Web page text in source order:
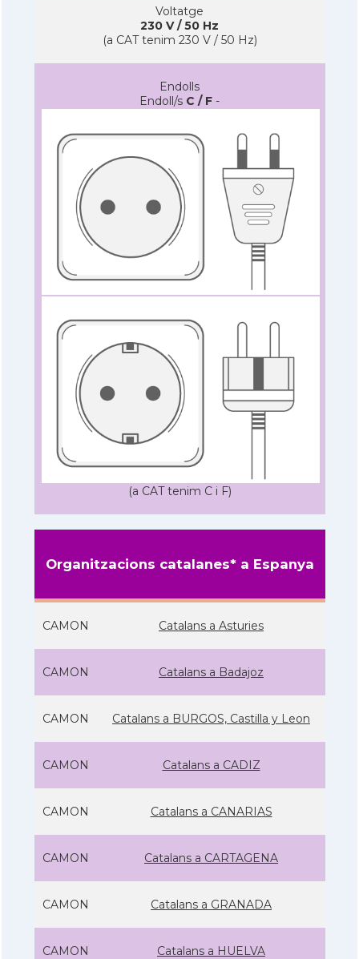
Voltatge
230 V / 50 Hz
(a CAT tenim 230 V / 50 Hz)
Endolls
Endoll/s C / F -
(a CAT tenim C i F)
Organitzacions catalanes* a Espanya
CAMON Catalans a Asturies
CAMON Catalans a Badajoz
CAMON Catalans a BURGOS, Castilla y Leon
CAMON Catalans a CADIZ
CAMON Catalans a CANARIAS
CAMON Catalans a CARTAGENA
CAMON Catalans a GRANADA
CAMON Catalans a HUELVA